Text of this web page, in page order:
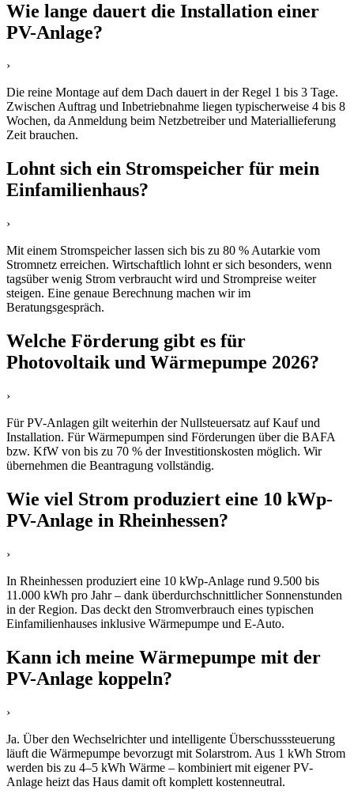
Wie lange dauert die Installation einer
PV-Anlage?
›
Die reine Montage auf dem Dach dauert in der Regel 1 bis 3 Tage.
Zwischen Auftrag und Inbetriebnahme liegen typischerweise 4 bis 8
Wochen, da Anmeldung beim Netzbetreiber und Materiallieferung
Zeit brauchen.
Lohnt sich ein Stromspeicher für mein
Einfamilienhaus?
›
Mit einem Stromspeicher lassen sich bis zu 80 % Autarkie vom
Stromnetz erreichen. Wirtschaftlich lohnt er sich besonders, wenn
tagsüber wenig Strom verbraucht wird und Strompreise weiter
steigen. Eine genaue Berechnung machen wir im
Beratungsgespräch.
Welche Förderung gibt es für
Photovoltaik und Wärmepumpe 2026?
›
Für PV-Anlagen gilt weiterhin der Nullsteuersatz auf Kauf und
Installation. Für Wärmepumpen sind Förderungen über die BAFA
bzw. KfW von bis zu 70 % der Investitionskosten möglich. Wir
übernehmen die Beantragung vollständig.
Wie viel Strom produziert eine 10 kWp-
PV-Anlage in Rheinhessen?
›
In Rheinhessen produziert eine 10 kWp-Anlage rund 9.500 bis
11.000 kWh pro Jahr – dank überdurchschnittlicher Sonnenstunden
in der Region. Das deckt den Stromverbrauch eines typischen
Einfamilienhauses inklusive Wärmepumpe und E-Auto.
Kann ich meine Wärmepumpe mit der
PV-Anlage koppeln?
›
Ja. Über den Wechselrichter und intelligente Überschusssteuerung
läuft die Wärmepumpe bevorzugt mit Solarstrom. Aus 1 kWh Strom
werden bis zu 4–5 kWh Wärme – kombiniert mit eigener PV-
Anlage heizt das Haus damit oft komplett kostenneutral.